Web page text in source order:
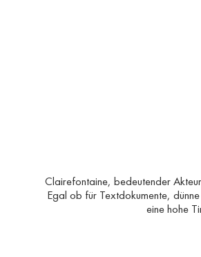
Clairefontaine, bedeutender
Egal ob für Textdokumente,
eine hohe